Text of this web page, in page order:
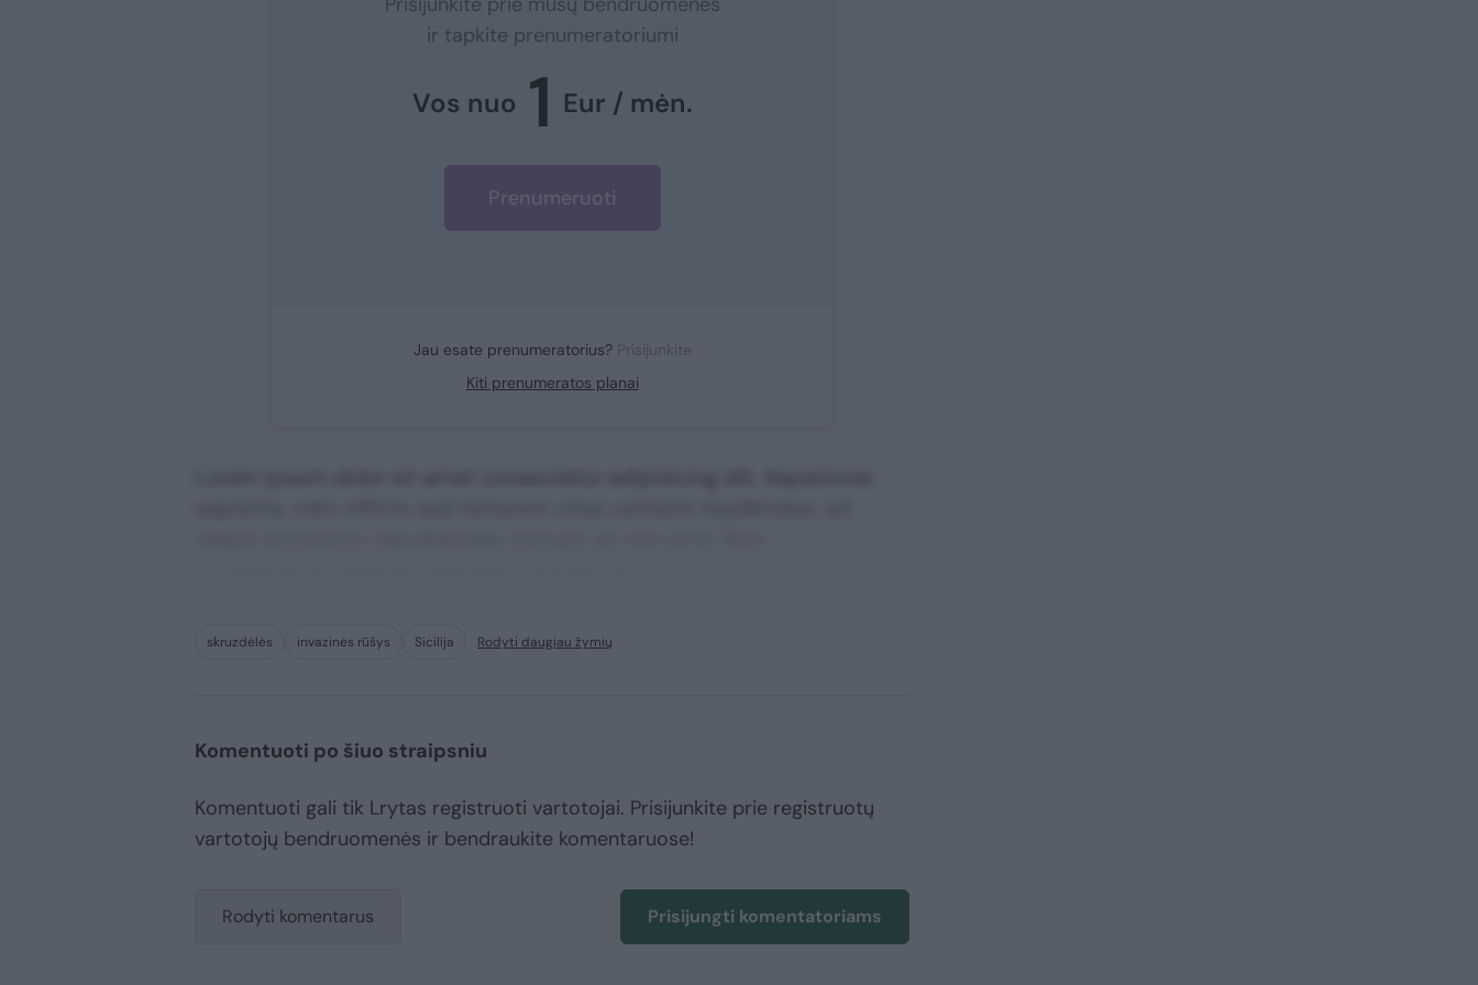
ir tapkite prenumeratoriumi
Vos nuo 1 Eur / mėn.
Prenumeruoti
Jau esate prenumeratorius? Prisijunkite
Kiti prenumeratos planai
skruzdėlės invazinės rūšys Sicilija Rodyti daugiau žymių
Komentuoti po šiuo straipsniu
Komentuoti gali tik Lrytas registruoti vartotojai. Prisijunkite prie registruotų
vartotojų bendruomenės ir bendraukite komentaruose!
Rodyti komentarus Prisijungti komentatoriams